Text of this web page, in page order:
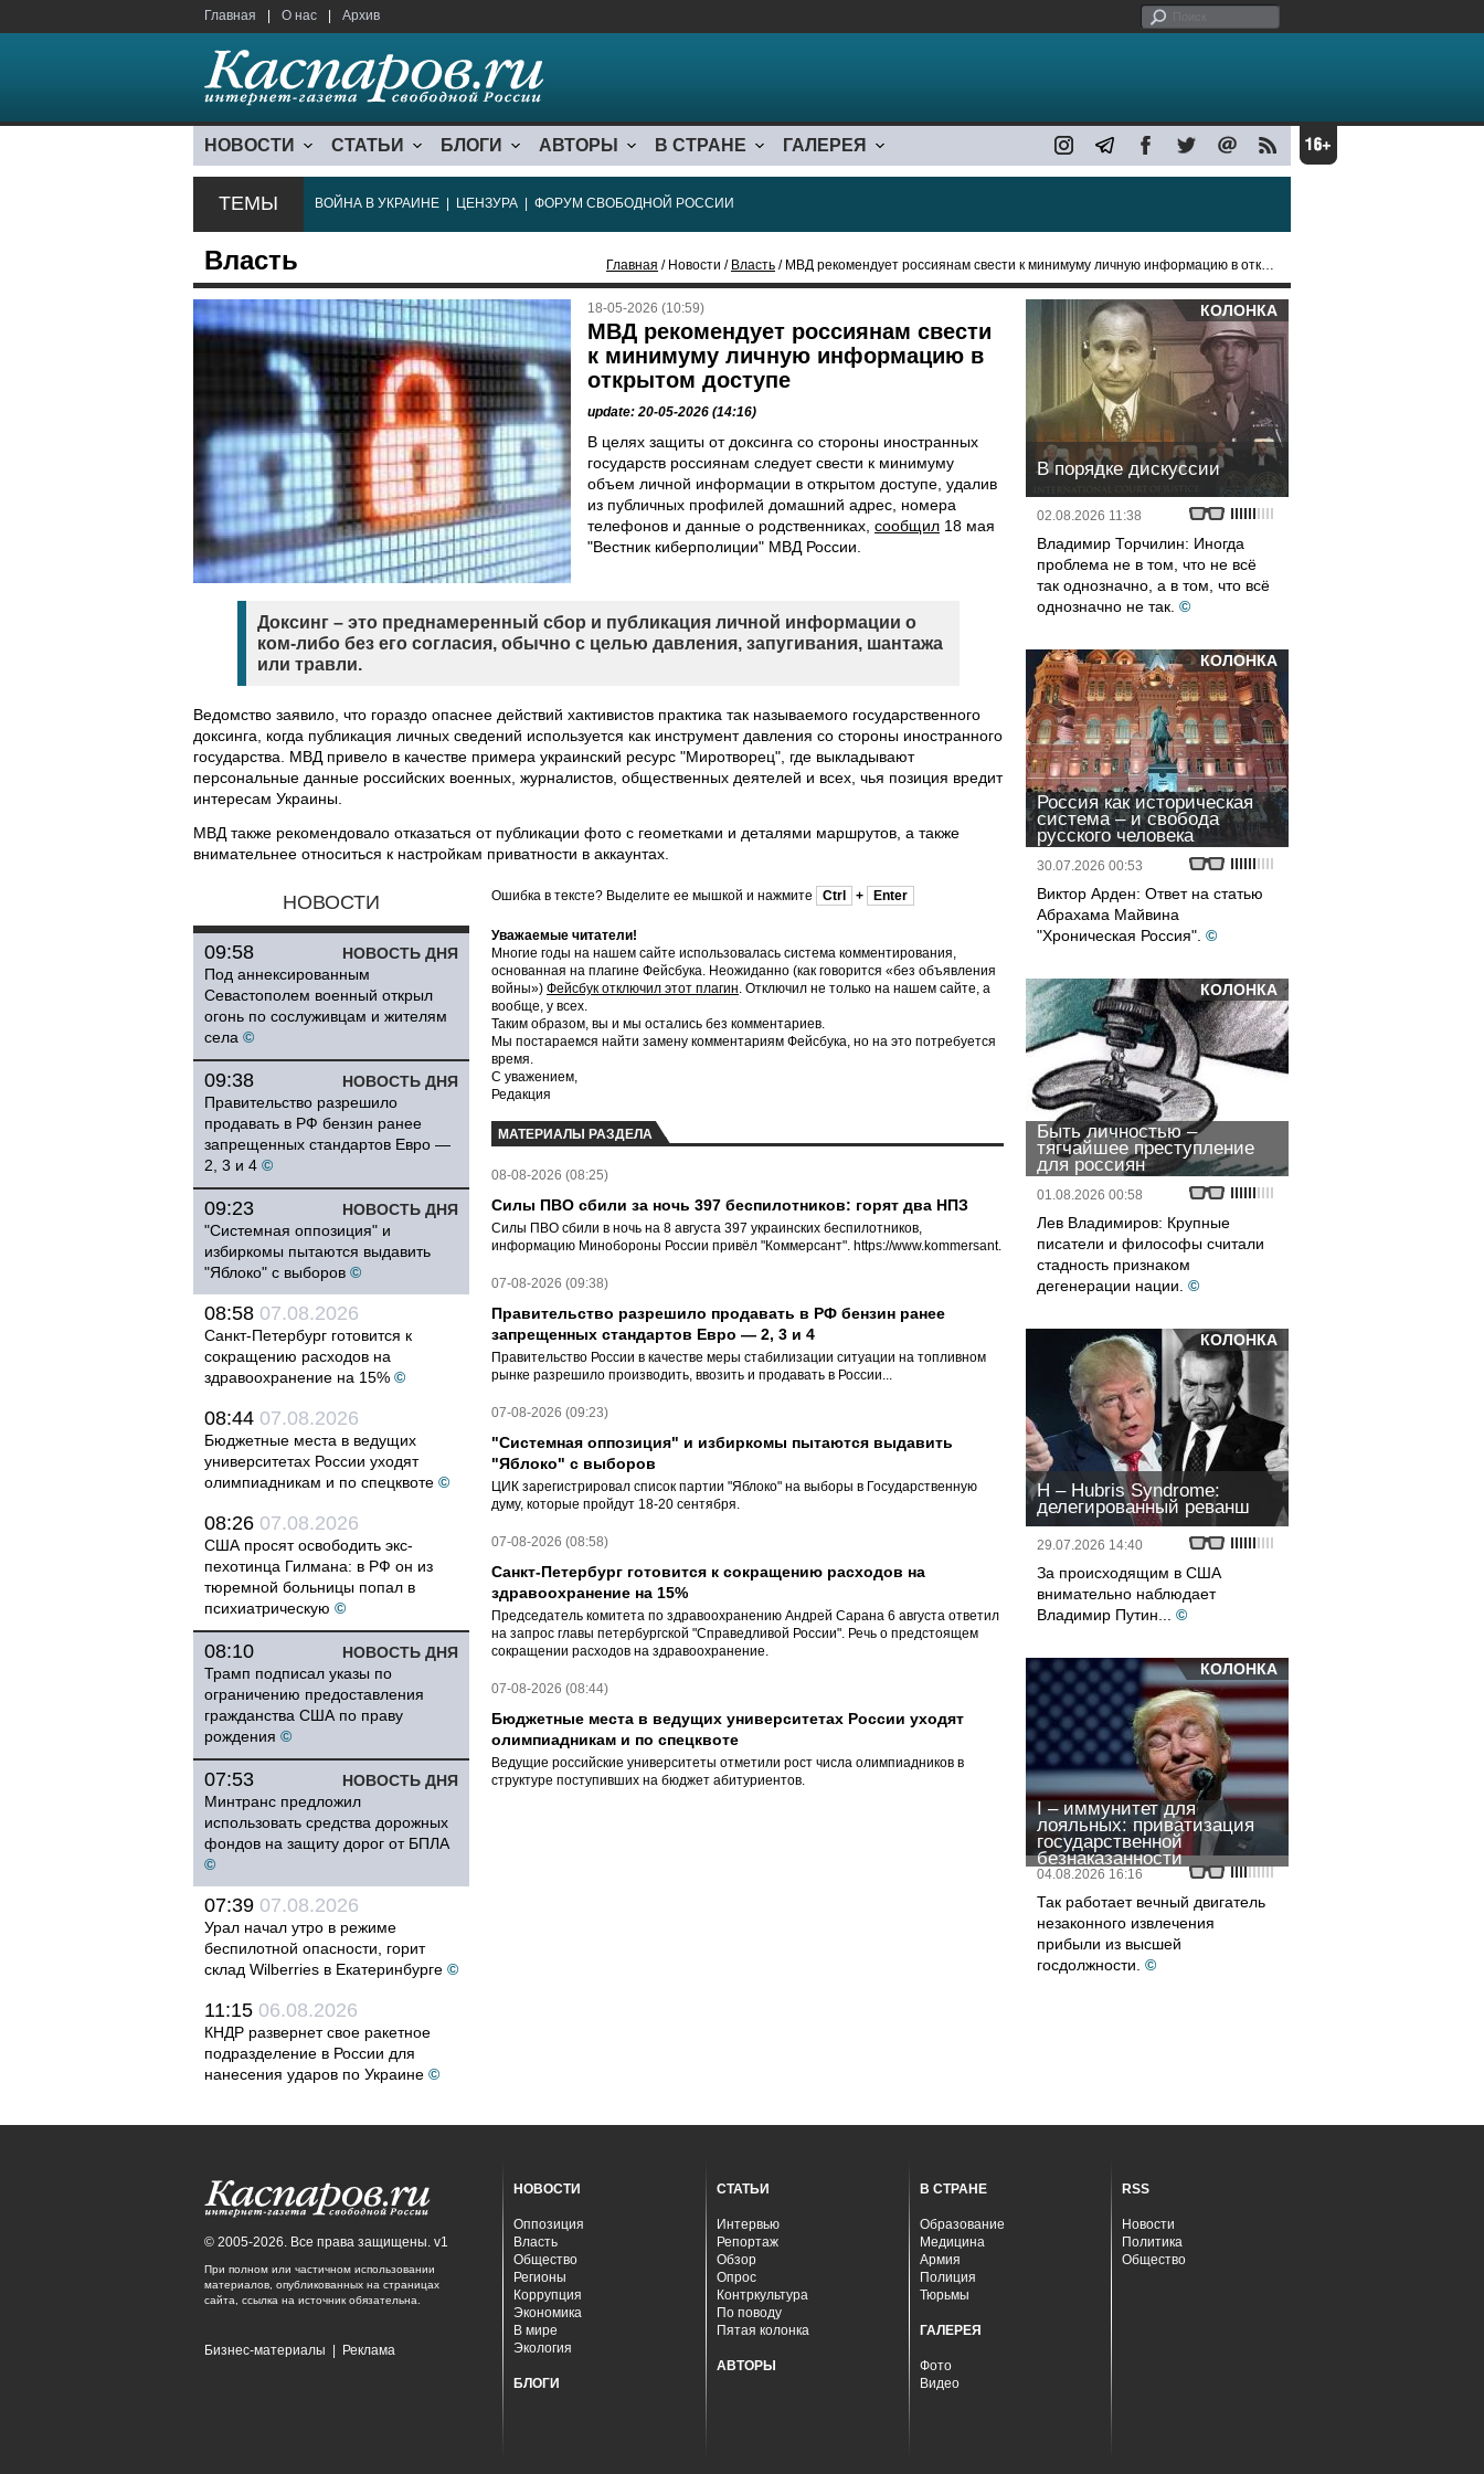
Главная О нас Архив
НОВОСТИ СТАТЬИ БЛОГИ АВТОРЫ В СТРАНЕ ГАЛЕРЕЯ
ТЕМЫ ВОЙНА В УКРАИНЕ ЦЕНЗУРА ФОРУМ СВОБОДНОЙ РОССИИ
Власть Главная / Новости / Власть / МВД рекомендует россиянам свести к минимуму личную информацию в открытом доступе
18-05-2026 (10:59)
МВД рекомендует россиянам свести
к минимуму личную информацию в
открытом доступе
update: 20-05-2026 (14:16)
В целях защиты от доксинга со стороны иностранных
государств россиянам следует свести к минимуму
объем личной информации в открытом доступе, удалив
из публичных профилей домашний адрес, номера
телефонов и данные о родственниках, сообщил 18 мая
"Вестник киберполиции" МВД России.
Доксинг – это преднамеренный сбор и публикация личной информации о
ком-либо без его согласия, обычно с целью давления, запугивания, шантажа
или травли.
Ведомство заявило, что гораздо опаснее действий хактивистов практика так называемого государственного
доксинга, когда публикация личных сведений используется как инструмент давления со стороны иностранного
государства. МВД привело в качестве примера украинский ресурс "Миротворец", где выкладывают
персональные данные российских военных, журналистов, общественных деятелей и всех, чья позиция вредит
интересам Украины.
МВД также рекомендовало отказаться от публикации фото с геометками и деталями маршрутов, а также
внимательнее относиться к настройкам приватности в аккаунтах.
НОВОСТИ
НОВОСТЬ ДНЯ
09:58
Под аннексированным
Севастополем военный открыл
огонь по сослуживцам и жителям
села ©
НОВОСТЬ ДНЯ
09:38
Правительство разрешило
продавать в РФ бензин ранее
запрещенных стандартов Евро —
2, 3 и 4 ©
НОВОСТЬ ДНЯ
09:23
"Системная оппозиция" и
избиркомы пытаются выдавить
"Яблоко" с выборов ©
08:58 07.08.2026
Санкт-Петербург готовится к
сокращению расходов на
здравоохранение на 15% ©
08:44 07.08.2026
Бюджетные места в ведущих
университетах России уходят
олимпиадникам и по спецквоте ©
08:26 07.08.2026
США просят освободить экс-
пехотинца Гилмана: в РФ он из
тюремной больницы попал в
психиатрическую ©
НОВОСТЬ ДНЯ
08:10
Трамп подписал указы по
ограничению предоставления
гражданства США по праву
рождения ©
НОВОСТЬ ДНЯ
07:53
Минтранс предложил
использовать средства дорожных
фондов на защиту дорог от БПЛА
©
07:39 07.08.2026
Урал начал утро в режиме
беспилотной опасности, горит
склад Wilberries в Екатеринбурге ©
11:15 06.08.2026
КНДР развернет свое ракетное
подразделение в России для
нанесения ударов по Украине ©
Ошибка в тексте? Выделите ее мышкой и нажмите Ctrl + Enter
Уважаемые читатели!
Многие годы на нашем сайте использовалась система комментирования,
основанная на плагине Фейсбука. Неожиданно (как говорится «без объявления
войны») Фейсбук отключил этот плагин. Отключил не только на нашем сайте, а
вообще, у всех.
Таким образом, вы и мы остались без комментариев.
Мы постараемся найти замену комментариям Фейсбука, но на это потребуется
время.
С уважением,
Редакция
МАТЕРИАЛЫ РАЗДЕЛА
08-08-2026 (08:25)
Силы ПВО сбили за ночь 397 беспилотников: горят два НПЗ
Силы ПВО сбили в ночь на 8 августа 397 украинских беспилотников,
информацию Минобороны России привёл "Коммерсант". https://www.kommersant.
07-08-2026 (09:38)
Правительство разрешило продавать в РФ бензин ранее
запрещенных стандартов Евро — 2, 3 и 4
Правительство России в качестве меры стабилизации ситуации на топливном
рынке разрешило производить, ввозить и продавать в России...
07-08-2026 (09:23)
"Системная оппозиция" и избиркомы пытаются выдавить
"Яблоко" с выборов
ЦИК зарегистрировал список партии "Яблоко" на выборы в Государственную
думу, которые пройдут 18-20 сентября.
07-08-2026 (08:58)
Санкт-Петербург готовится к сокращению расходов на
здравоохранение на 15%
Председатель комитета по здравоохранению Андрей Сарана 6 августа ответил
на запрос главы петербургской "Справедливой России". Речь о предстоящем
сокращении расходов на здравоохранение.
07-08-2026 (08:44)
Бюджетные места в ведущих университетах России уходят
олимпиадникам и по спецквоте
Ведущие российские университеты отметили рост числа олимпиадников в
структуре поступивших на бюджет абитуриентов.
КОЛОНКА
В порядке дискуссии
02.08.2026 11:38
Владимир Торчилин: Иногда
проблема не в том, что не всё
так однозначно, а в том, что всё
однозначно не так. ©
КОЛОНКА
Россия как историческая
система – и свобода
русского человека
30.07.2026 00:53
Виктор Арден: Ответ на статью
Абрахама Майвина
"Хроническая Россия". ©
КОЛОНКА
Быть личностью –
тягчайшее преступление
для россиян
01.08.2026 00:58
Лев Владимиров: Крупные
писатели и философы считали
стадность признаком
дегенерации нации. ©
КОЛОНКА
H – Hubris Syndrome:
делегированный реванш
29.07.2026 14:40
За происходящим в США
внимательно наблюдает
Владимир Путин...
©
КОЛОНКА
I – иммунитет для
лояльных: приватизация
государственной
безнаказанности
04.08.2026 16:16
Так работает вечный двигатель
незаконного извлечения
прибыли из высшей
госдолжности. ©
© 2005-2026. Все права защищены. v1
При полном или частичном использовании
материалов, опубликованных на страницах
сайта, ссылка на источник обязательна.
Бизнес-материалы Реклама
НОВОСТИ
Оппозиция
Власть
Общество
Регионы
Коррупция
Экономика
В мире
Экология
БЛОГИ
СТАТЬИ
Интервью
Репортаж
Обзор
Опрос
Контркультура
По поводу
Пятая колонка
АВТОРЫ
В СТРАНЕ
Образование
Медицина
Армия
Полиция
Тюрьмы
ГАЛЕРЕЯ
Фото
Видео
RSS
Новости
Политика
Общество